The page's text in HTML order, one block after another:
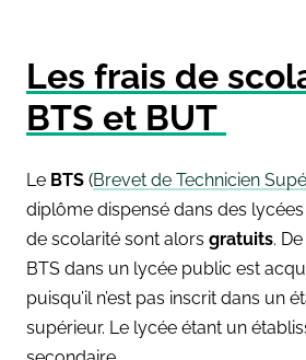
Les frais de
BTS et BUT
Le BTS (Brevet de Technicien
diplôme dispensé dans des
de scolarité sont alors gratuits.
BTS dans un lycée public est
puisqu’il n’est pas inscrit dans un
supérieur. Le lycée étant un